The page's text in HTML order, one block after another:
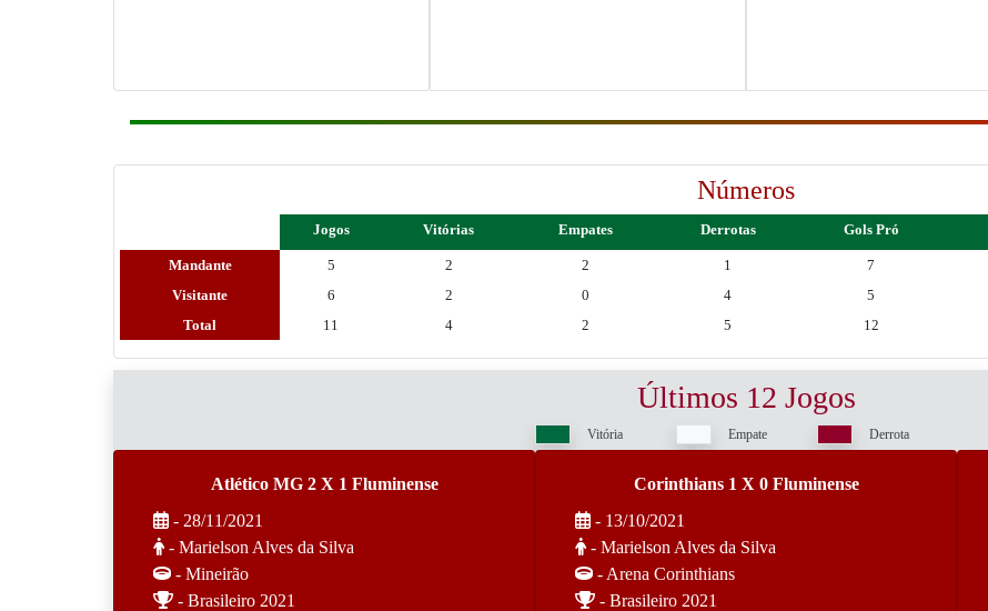
Números
Jogos Vitórias Empates Derrotas Gols Pró
Mandante 5 2 2 1 7
Visitante
6 2 0 4 5
Total
11 4 2 5 12
Últimos 12 Jogos
Vitória Empate Derrota
Atlético MG 2 X 1 Fluminense
- 28/11/2021
- Marielson Alves da Silva
- Mineirão
- Brasileiro 2021
Corinthians 1 X 0 Fluminense
- 13/10/2021
- Marielson Alves da Silva
- Arena Corinthians
- Brasileiro 2021